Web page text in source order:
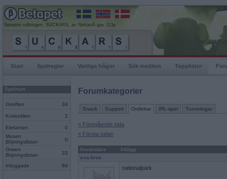
Senaste rullningen, SUCKARS, av NettanÄ gav 113p
Start Spelregler Vanliga frågor Sök medlem Topplistor
Spelrum
Giraffen 34
Krokodilen 2
Elefanten
0
Musen
Böjningslistan
0
Grisen
Böjningslistan
33
Inloggade 69
Forumkategorier
Snack Support Ordlekar IRL-spel Turneringar
« Föregående sida
« Första sidan
Användare
Inlägg
eva-leva
nationalpark